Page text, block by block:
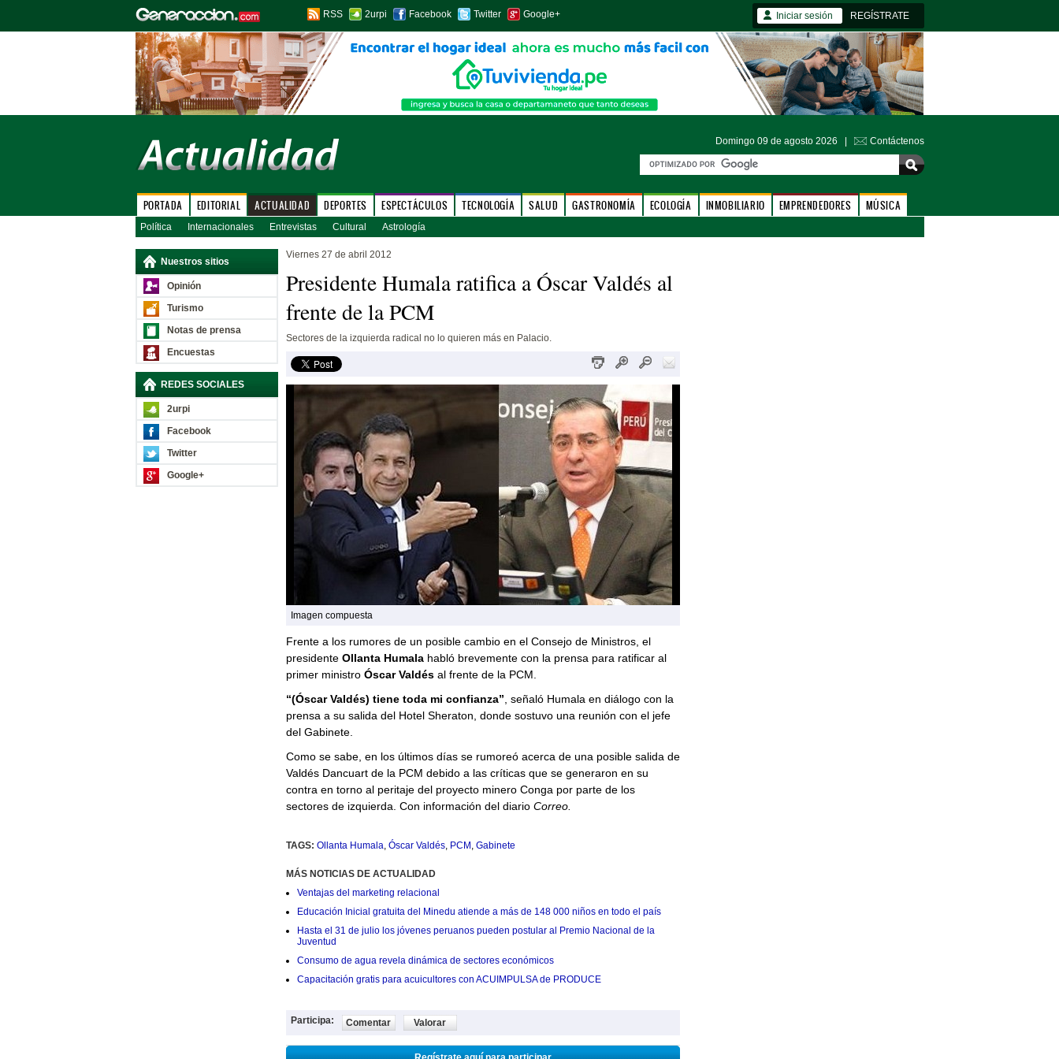
RSS 2urpi Facebook Twitter Google+ Iniciar sesión REGÍSTRATE
Domingo 09 de agosto 2026 | Contáctenos
PORTADA EDITORIAL ACTUALIDAD DEPORTES ESPECTÁCULOS TECNOLOGÍA SALUD GASTRONOMÍA ECOLOGÍA INMOBILIARIO EMPRENDEDORES MÚSICA
Política Internacionales Entrevistas Cultural Astrología
Nuestros sitios
Opinión
Turismo
Notas de prensa
Encuestas
REDES SOCIALES
2urpi
Facebook
Twitter
Google+
Viernes 27 de abril 2012
Presidente Humala ratifica a Óscar Valdés al
frente de la PCM
Sectores de la izquierda radical no lo quieren más en Palacio.
Imagen compuesta
Frente a los rumores de un posible cambio en el Consejo de Ministros, el
presidente Ollanta Humalahabló brevemente con la prensa para ratificar al
primer ministroÓscar Valdésal frente de la PCM.
“(Óscar Valdés) tiene toda mi confianza” , señaló Humala en diálogo con la
prensa a su salida del Hotel Sheraton, donde sostuvo una reunión con el jefe
del Gabinete.
Como se sabe, en los últimos días se rumoreó acerca de una posible salida de
Valdés Dancuart de la PCM debido a las críticas que se generaron en su
contra en torno al peritaje del proyecto minero Conga por parte de los
sectores de izquierda. Con información del diario Correo.
TAGS: Ollanta Humala, Óscar Valdés, PCM , Gabinete
MÁS NOTICIAS DE ACTUALIDAD
Ventajas del marketing relacional
Educación Inicial gratuita del Minedu atiende a más de 148 000 niños en todo el país
Hasta el 31 de julio los jóvenes peruanos pueden postular al Premio Nacional de la
Juventud
Consumo de agua revela dinámica de sectores económicos
Capacitación gratis para acuicultores con ACUIMPULSA de PRODUCE
Participa: Comentar Valorar